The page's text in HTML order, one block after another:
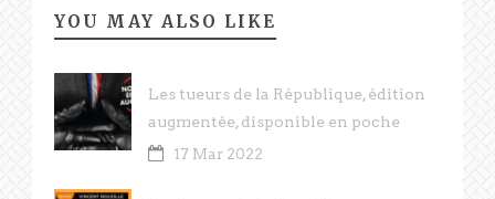
YOU MAY ALSO LIKE
Les tueurs de la République, édition
augmentée, disponible en poche
17 Mar 2022